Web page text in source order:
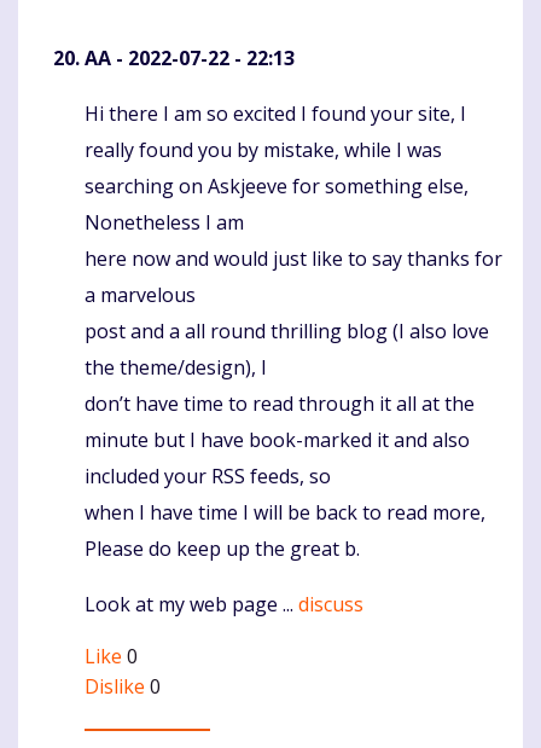
AA - 2022-07-22 - 22:13
Komentaras
Hi there I am so excited I found your site, I
really found you by mistake, while I was
searching on Askjeeve for something else,
Nonetheless I am
here now and would just like to say thanks for
a marvelous
post and a all round thrilling blog (I also love
the theme/design), I
don’t have time to read through it all at the
minute but I have book-marked it and also
included your RSS feeds, so
when I have time I will be back to read more,
Please do keep up the great b.
Look at my web page ... discuss
Like 0
Dislike 0